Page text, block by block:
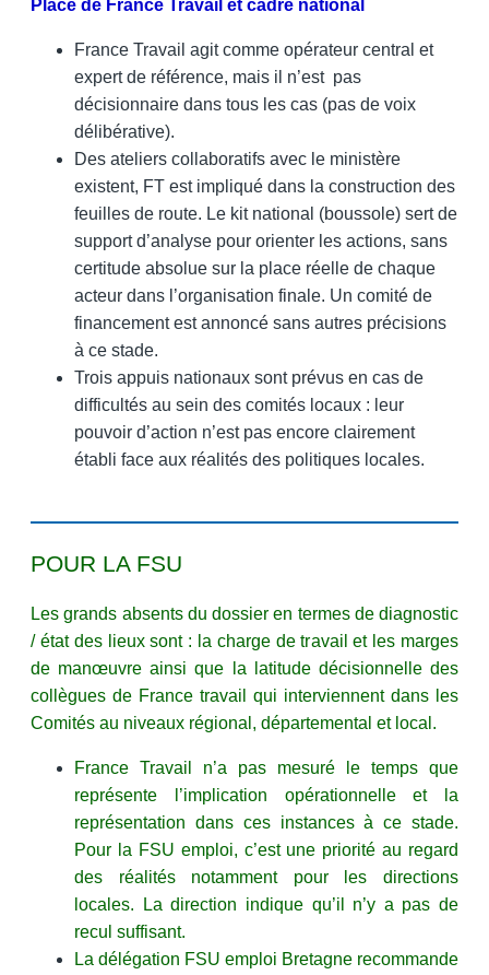
Place de France Travail et cadre national
France Travail agit comme opérateur central et
expert de référence, mais il n’est pas
décisionnaire dans tous les cas (pas de voix
délibérative).
Des ateliers collaboratifs avec le ministère
existent, FT est impliqué dans la construction des
feuilles de route. Le kit national (boussole) sert de
support d’analyse pour orienter les actions, sans
certitude absolue sur la place réelle de chaque
acteur dans l’organisation finale. Un comité de
financement est annoncé sans autres précisions
à ce stade.
Trois appuis nationaux sont prévus en cas de
difficultés au sein des comités locaux : leur
pouvoir d’action n’est pas encore clairement
établi face aux réalités des politiques locales.
POUR LA FSU
Les grands absents du dossier en termes de diagnostic
/ état des lieux sont : la charge de travail et les marges
de manœuvre ainsi que la latitude décisionnelle des
collègues de France travail qui interviennent dans les
Comités au niveaux régional, départemental et local.
France Travail n’a pas mesuré le temps que
représente l’implication opérationnelle et la
représentation dans ces instances à ce stade.
Pour la FSU emploi, c’est une priorité au regard
des réalités notamment pour les directions
locales. La direction indique qu’il n’y a pas de
recul suffisant.
La délégation FSU emploi Bretagne recommande